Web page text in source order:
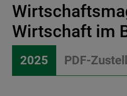
Wirtschaft im
2025 PDF-